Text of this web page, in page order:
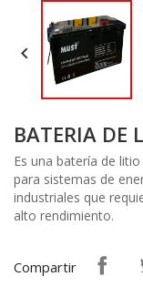

BATERIA DE
Es una batería de
para sistemas de
industriales que
alto rendimiento.
Compartir